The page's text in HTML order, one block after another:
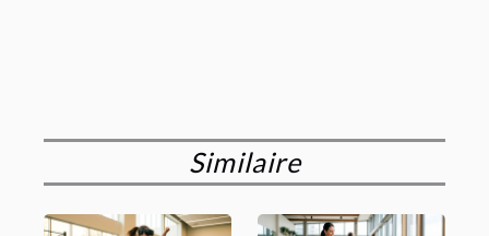
Similaire